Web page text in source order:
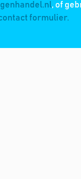
, of
formulier.